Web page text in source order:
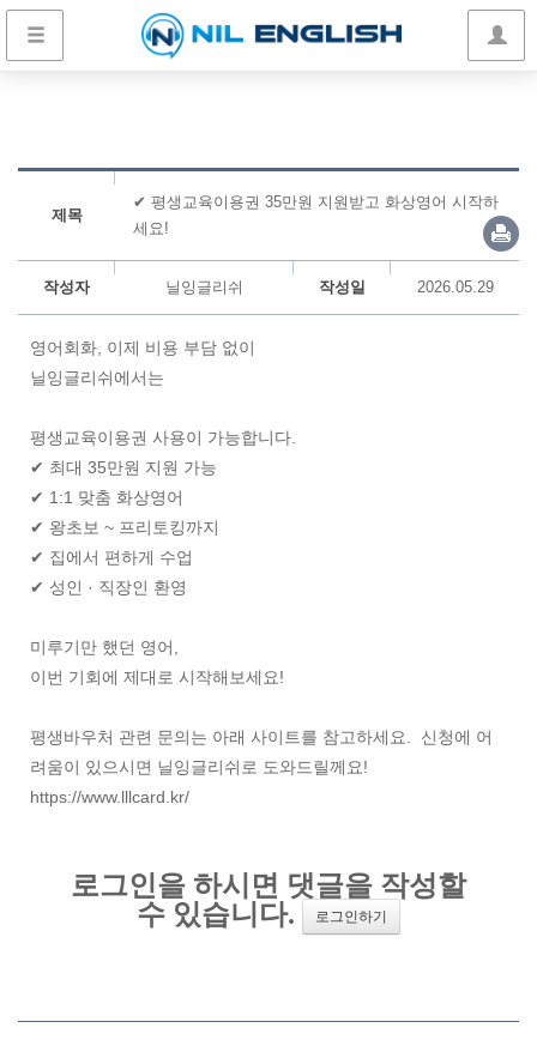
제목
✔ 평생교육이용권 35만원 지원받고 화상영어 시작하
세요!
작성자 닐잉글리쉬 작성일 2026.05.29
영어회화, 이제 비용 부담 없이
닐잉글리쉬에서는
평생교육이용권 사용이 가능합니다.
✔ 최대 35만원 지원 가능
✔ 1:1 맞춤 화상영어
✔ 왕초보 ~ 프리토킹까지
✔ 집에서 편하게 수업
✔ 성인 · 직장인 환영
미루기만 했던 영어,
이번 기회에 제대로 시작해보세요!
평생바우처 관련 문의는 아래 사이트를 참고하세요. 신청에 어
려움이 있으시면 닐잉글리쉬로 도와드릴께요!
https://www.lllcard.kr/